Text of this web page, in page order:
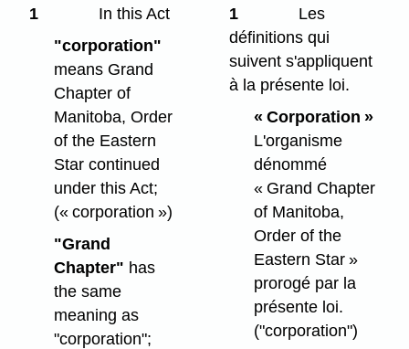
1
In this Act
"corporation"
means Grand
Chapter of
Manitoba, Order
of the Eastern
Star continued
under this Act;
(« corporation »)
"Grand
Chapter" has
the same
meaning as
"corporation";
1
Les
définitions qui
suivent s'appliquent
à la présente loi.
« Corporation »
L'organisme
dénommé
« Grand Chapter
of Manitoba,
Order of the
Eastern Star »
prorogé par la
présente loi.
("corporation")